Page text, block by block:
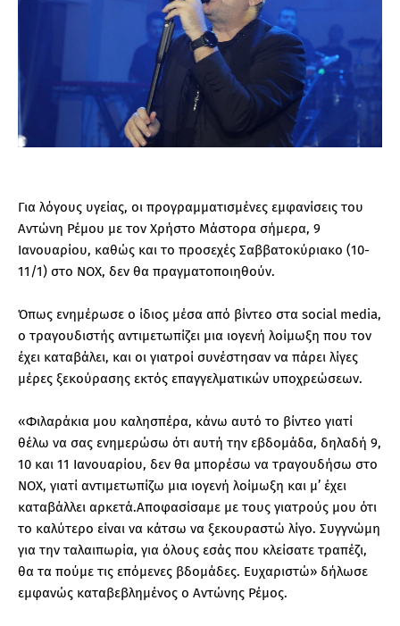
Για λόγους υγείας, οι προγραμματισμένες εμφανίσεις του
Αντώνη Ρέμου με τον Χρήστο Μάστορα σήμερα, 9
Ιανουαρίου, καθώς και το προσεχές Σαββατοκύριακο (10-
11/1) στο NOX, δεν θα πραγματοποιηθούν.
Όπως ενημέρωσε ο ίδιος μέσα από βίντεο στα social media,
ο τραγουδιστής αντιμετωπίζει μια ιογενή λοίμωξη που τον
έχει καταβάλει, και οι γιατροί συνέστησαν να πάρει λίγες
μέρες ξεκούρασης εκτός επαγγελματικών υποχρεώσεων.
«Φιλαράκια μου καλησπέρα, κάνω αυτό το βίντεο γιατί
θέλω να σας ενημερώσω ότι αυτή την εβδομάδα, δηλαδή 9,
10 και 11 Ιανουαρίου, δεν θα μπορέσω να τραγουδήσω στο
NOX, γιατί αντιμετωπίζω μια ιογενή λοίμωξη και μ’ έχει
καταβάλλει αρκετά.Αποφασίσαμε με τους γιατρούς μου ότι
το καλύτερο είναι να κάτσω να ξεκουραστώ λίγο. Συγγνώμη
για την ταλαιπωρία, για όλους εσάς που κλείσατε τραπέζι,
θα τα πούμε τις επόμενες βδομάδες. Ευχαριστώ» δήλωσε
εμφανώς καταβεβλημένος ο Αντώνης Ρέμος.